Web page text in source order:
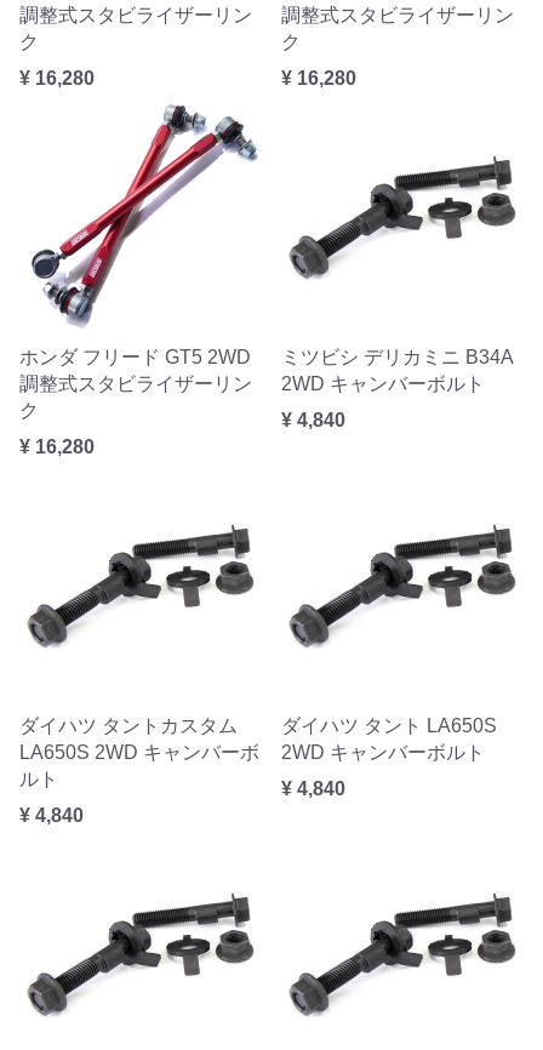
調整式スタビライザーリン
ク
¥ 16,280
調整式スタビライザーリン
ク
¥ 16,280
ホンダ フリード GT5 2WD
調整式スタビライザーリン
ク
¥ 16,280
ミツビシ デリカミニ B34A
2WD キャンバーボルト
¥ 4,840
ダイハツ タントカスタム
LA650S 2WD キャンバーボ
ルト
¥ 4,840
ダイハツ タント LA650S
2WD キャンバーボルト
¥ 4,840